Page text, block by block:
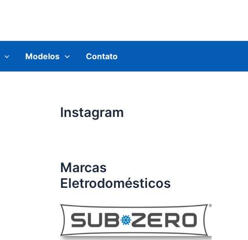
Modelos Contato
Instagram
Marcas
Eletrodomésticos